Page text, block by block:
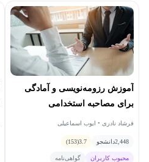
آموزش رزومه‌نویسی و آمادگی
برای مصاحبه استخدامی
فرشاد نادری • ایوب اسماعیلی
2,448دانشجو 3.7
(153)
محبوب کاربران گواهی‌نامه